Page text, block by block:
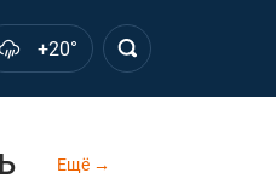
+20°
Ещё